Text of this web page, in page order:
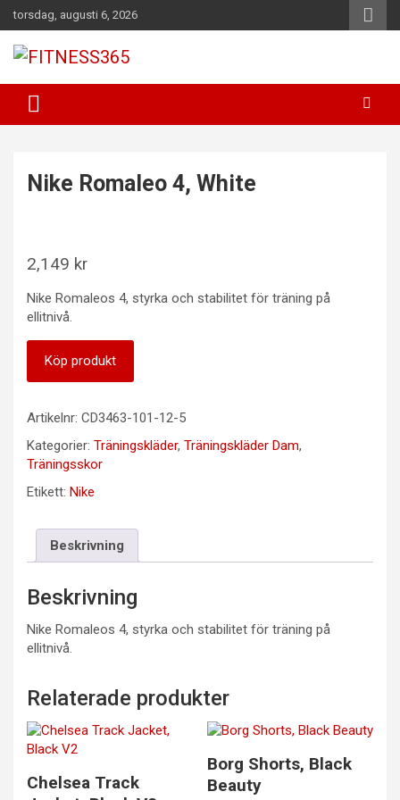
Hoppa
till
innehåll
torsdag, augusti 6, 2026
FITNESS365
Nike Romaleo 4, White
2,149 kr
Nike Romaleos 4, styrka och stabilitet för träning på
ellitnivå.
Köp produkt
Artikelnr: CD3463-101-12-5
Kategorier: Träningskläder, Träningskläder Dam,
Träningsskor
Etikett: Nike
Beskrivning
Beskrivning
Nike Romaleos 4, styrka och stabilitet för träning på
ellitnivå.
Relaterade produkter
Chelsea Track
Borg Shorts, Black
Beauty